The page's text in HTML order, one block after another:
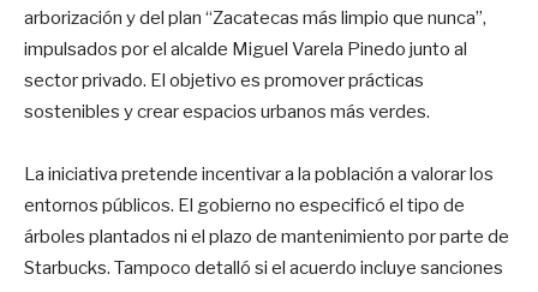
arborización y del plan “Zacatecas más limpio que nunca”,
impulsados por el alcalde Miguel Varela Pinedo junto al
sector privado. El objetivo es promover prácticas
sostenibles y crear espacios urbanos más verdes.
La iniciativa pretende incentivar a la población a valorar los
entornos públicos. El gobierno no especificó el tipo de
árboles plantados ni el plazo de mantenimiento por parte de
Starbucks. Tampoco detalló si el acuerdo incluye sanciones